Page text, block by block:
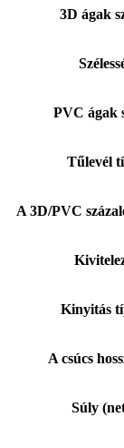
3D ágak
PVC ágak
Tűlevél
A 3D/PVC
Kinyitás
A csúcs
Súly